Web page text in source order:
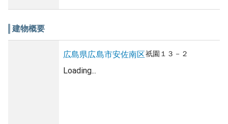
建物概要
広島県広島市安佐南区祇園 １３－２
Loading...